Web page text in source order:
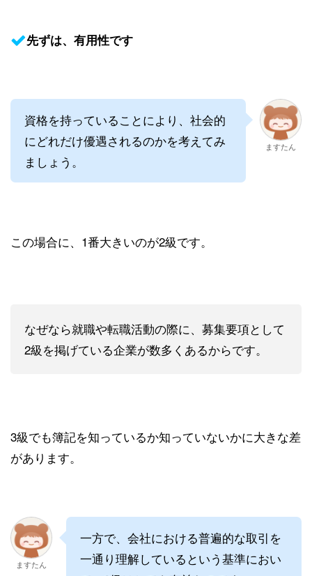
先ずは、有用性です
資格を持っていることにより、社会的
にどれだけ優遇されるのかを考えてみ
ましょう。
ますたん
この場合に、1番大きいのが2級です。
なぜなら就職や転職活動の際に、募集要項として
2級を掲げている企業が数多くあるからです。
3級でも簿記を知っているか知っていないかに大きな差
があります。
ますたん
一方で、会社における普遍的な取引を
一通り理解しているという基準におい